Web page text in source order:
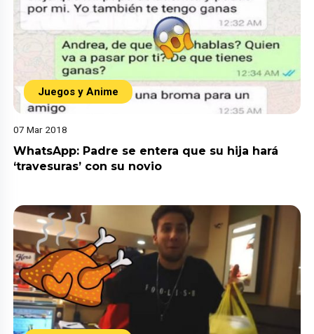
Juegos y Anime
07 Mar 2018
WhatsApp: Padre se entera que su hija hará
‘travesuras’ con su novio